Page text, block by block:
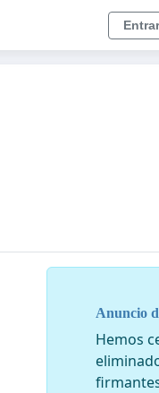
Entrar
Anuncio
Hemos